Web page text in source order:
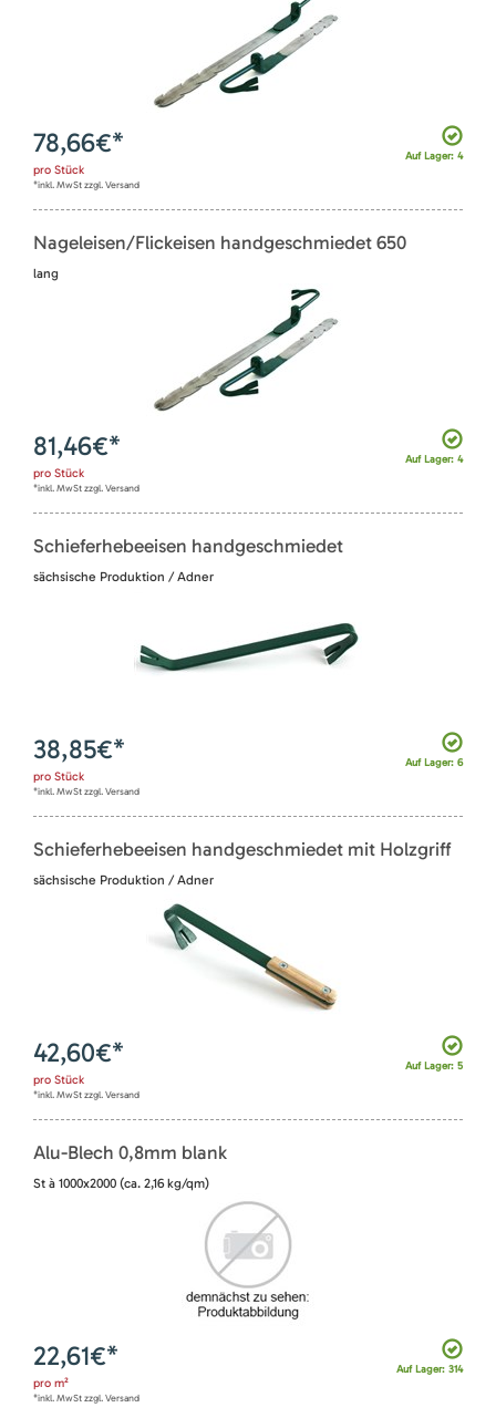
Auf Lager: 4
78,66€*
pro Stück
*inkl. MwSt zzgl. Versand
Nageleisen/Flickeisen handgeschmiedet 650
lang
Auf Lager: 4
81,46€*
pro Stück
*inkl. MwSt zzgl. Versand
Schieferhebeeisen handgeschmiedet
sächsische Produktion / Adner
Auf Lager: 6
38,85€*
pro Stück
*inkl. MwSt zzgl. Versand
Schieferhebeeisen handgeschmiedet mit Holzgriff
sächsische Produktion / Adner
Auf Lager: 5
42,60€*
pro Stück
*inkl. MwSt zzgl. Versand
Alu-Blech 0,8mm blank
St à 1000x2000 (ca. 2,16 kg/qm)
Auf Lager: 314
22,61€*
pro m²
*inkl. MwSt zzgl. Versand